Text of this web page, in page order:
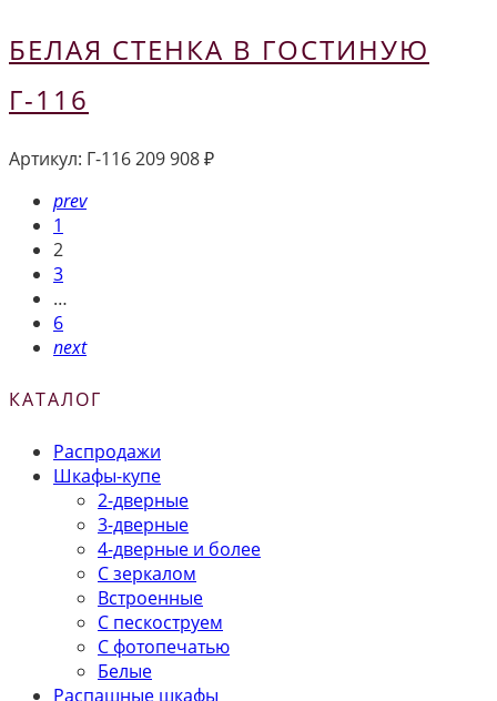
БЕЛАЯ СТЕНКА В ГОСТИНУЮ
Г-116
Артикул: Г-116209 908₽
prev
1
2
3
…
6
next
КАТАЛОГ
Распродажи
Шкафы-купе
2-дверные
3-дверные
4-дверные и более
С зеркалом
Встроенные
С пескоструем
С фотопечатью
Белые
Распашные шкафы